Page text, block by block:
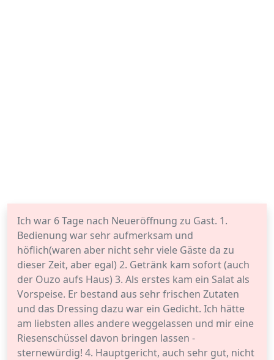
Ich war 6 Tage nach Neueröffnung zu Gast. 1.
Bedienung war sehr aufmerksam und
höflich(waren aber nicht sehr viele Gäste da zu
dieser Zeit, aber egal) 2. Getränk kam sofort (auch
der Ouzo aufs Haus) 3. Als erstes kam ein Salat als
Vorspeise. Er bestand aus sehr frischen Zutaten
und das Dressing dazu war ein Gedicht. Ich hätte
am liebsten alles andere weggelassen und mir eine
Riesenschüssel davon bringen lassen -
sternewürdig! 4. Hauptgericht, auch sehr gut, nicht